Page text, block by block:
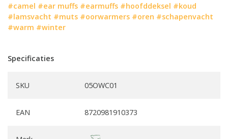
#camel #ear muffs #earmuffs #hoofddeksel #koud
#lamsvacht #muts #oorwarmers #oren #schapenvacht
#warm #winter
Specificaties
SKU 05OWC01
EAN 8720981910373